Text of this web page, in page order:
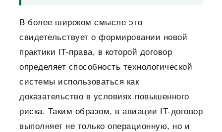
В более широком смысле это
свидетельствует о формировании новой
практики IT-права, в которой договор
определяет способность технологической
системы использоваться как
доказательство в условиях повышенного
риска. Таким образом, в авиации IT-договор
выполняет не только операционную, но и